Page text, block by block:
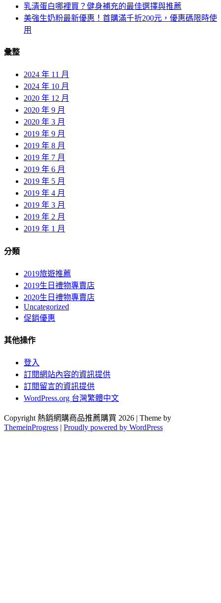
乳清蛋白哪裡買？健身補充的最佳選擇與推薦
美強生奶粉最新優惠！首購滿千折200元，優惠碼限時使
用
彙整
2024 年 11 月
2024 年 10 月
2020 年 12 月
2020 年 9 月
2020 年 3 月
2019 年 9 月
2019 年 8 月
2019 年 7 月
2019 年 6 月
2019 年 5 月
2019 年 4 月
2019 年 3 月
2019 年 2 月
2019 年 1 月
分類
2019旅遊推薦
2019生日禮物專賣店
2020生日禮物專賣店
Uncategorized
促銷優惠
其他操作
登入
訂閱網站內容的資訊提供
訂閱留言的資訊提供
WordPress.org 台灣繁體中文
Copyright 熱銷網購商品推薦購買 2026 | Theme by
ThemeinProgress | Proudly powered by WordPress